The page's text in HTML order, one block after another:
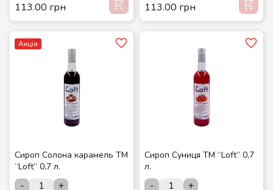
113.00 грн
113.00 грн
Акція
Сироп Солона карамель ТМ
“Loft” 0,7 л.
- +
Сироп Суниця ТМ “Loft” 0,7
л.
-
+